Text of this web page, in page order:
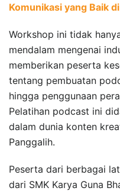
Komunikasi yang Baik
Workshop ini tidak
mendalam mengenai
memberikan peserta
tentang pembuatan
hingga penggunaan
Pelatihan podcast ini
dalam dunia konten
Panggalih.
Peserta dari berbagai
dari SMK Karya Guna